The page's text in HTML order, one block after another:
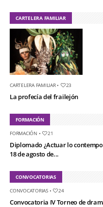
CARTELERA FAMILIAR
CARTELERA FAMILIAR• 23
La profecía del frailejón
FORMACIÓN
FORMACIÓN • 21
Diplomado ¿Actuar lo
18 de agosto de...
CONVOCATORIAS
CONVOCATORIAS• 24
Convocatoria IV Torneo de